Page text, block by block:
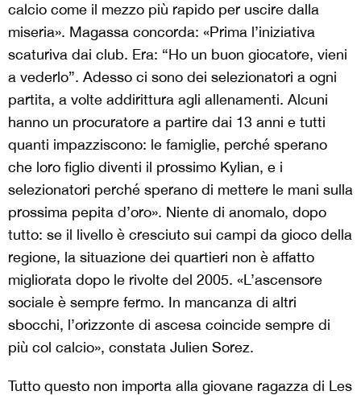
calcio come il mezzo più rapido per uscire dalla
miseria». Magassa concorda: «Prima l’iniziativa
scaturiva dai club. Era: “Ho un buon giocatore, vieni
a vederlo”. Adesso ci sono dei selezionatori a ogni
partita, a volte addirittura agli allenamenti. Alcuni
hanno un procuratore a partire dai 13 anni e tutti
quanti impazziscono: le famiglie, perché sperano
che loro figlio diventi il prossimo Kylian, e i
selezionatori perché sperano di mettere le mani sulla
prossima pepita d’oro». Niente di anomalo, dopo
tutto: se il livello è cresciuto sui campi da gioco della
regione, la situazione dei quartieri non è affatto
migliorata dopo le rivolte del 2005. «L’ascensore
sociale è sempre fermo. In mancanza di altri
sbocchi, l’orizzonte di ascesa coincide sempre di
più col calcio», constata Julien Sorez.
Tutto questo non importa alla giovane ragazza di Les